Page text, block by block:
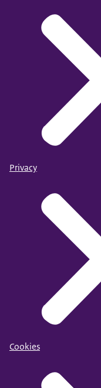
Privacy
Cookies